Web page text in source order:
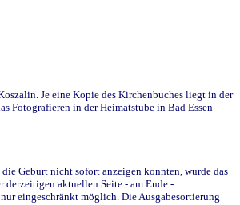
Je eine Kopie des Kirchenbuches liegt in der
Fotografieren in der Heimatstube in Bad Essen
Geburt nicht sofort anzeigen konnten, wurde das
derzeitigen aktuellen Seite - am Ende -
eingeschränkt möglich. Die Ausgabesortierung